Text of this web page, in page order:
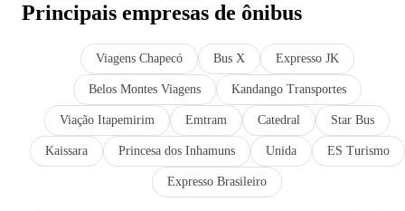
Principais empresas de ônibus
Viagens Chapecó Bus X Expresso JK
Belos Montes Viagens Kandango Transportes
Viação Itapemirim Emtram Catedral Star Bus
Kaissara Princesa dos Inhamuns Unida ES Turismo
Expresso Brasileiro